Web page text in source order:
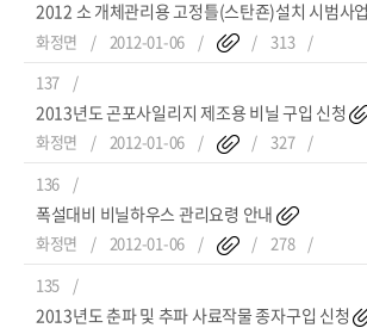
2012 소 개체관리용 고정틀(스탄죤)설치 시범사
화정면 2012-01-06
313
137
2013년도 곤포사일리지 제조용 비닐 구입 신청
화정면 2012-01-06
327
136
폭설대비 비닐하우스 관리요령 안내
화정면 2012-01-06
278
135
2013년도 춘파 및 추파 사료작물 종자구입 신청